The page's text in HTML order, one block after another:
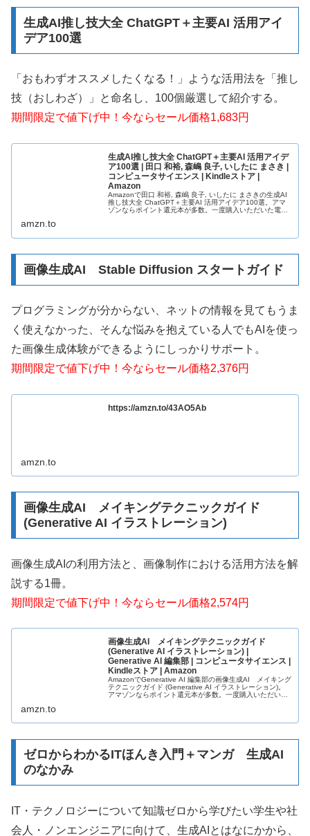
生成AI推し技大全 ChatGPT＋主要AI 活用アイ
デア100選
「おもわずオススメしたくなる！」ような活用法を「推し
技（おしわざ）」と命名し、100個厳選して紹介する。
期間限定で値下げ中！今ならセール価格1,683円
生成AI推し技大全 ChatGPT＋主要AI 活用アイデ
ア100選 | 田口 和裕, 森嶋 良子, いしたに まさき |
コンピュータサイエンス | Kindleストア |
Amazon
Amazonで田口 和裕, 森嶋 良子, いしたに まさきの生成AI
推し技大全 ChatGPT＋主要AI 活用アイデア100選。アマ
ゾンならポイント還元本が多数。一度購入いただいた電子
amzn.to
画像生成AI Stable Diffusion スタートガイド
プログラミングが分からない、ネットの情報を見てもうま
く使えなかった、そんな悩みを抱えている人でもAIを使っ
た画像生成体験ができるようにしっかりサポート。
期間限定で値下げ中！今ならセール価格2,376円
https://amzn.to/43AO5Ab
amzn.to
画像生成AI メイキングテクニックガイド
(Generative AI イラストレーション)
画像生成AIの利用方法と、画像制作における活用方法を解
説する1冊。
期間限定で値下げ中！今ならセール価格2,574円
画像生成AI メイキングテクニックガイド
(Generative AI イラストレーション) |
Generative AI 編集部 | コンピュータサイエンス |
Kindleストア | Amazon
AmazonでGenerative AI 編集部の画像生成AI メイキング
テクニックガイド (Generative AI イラストレーション)。
アマゾンならポイント還元本が多数。一度購入いただいた
amzn.to
ゼロからわかるITほんき入門＋マンガ 生成AI
のなかみ
IT・テクノロジーについて知識ゼロから学びたい学生や社
会人・ノンエンジニアに向けて、生成AIとはなにかから、